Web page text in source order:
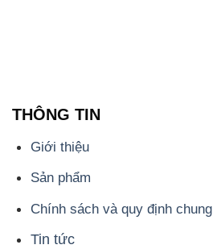
THÔNG TIN
Giới thiệu
Sản phẩm
Chính sách và quy định chung
Tin tức